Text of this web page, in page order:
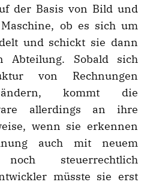
der Basis von Bild und
ob es sich um
und schickt sie dann
Abteilung. Sobald sich
von Rechnungen
ändern, kommt die
allerdings an ihre
wenn sie erkennen
auch mit neuem
noch steuerrechtlich
müsste sie erst